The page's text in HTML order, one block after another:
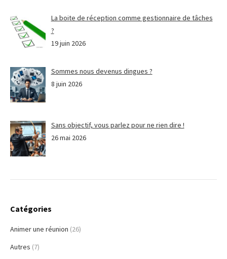
La boite de réception comme gestionnaire de tâches
?
19 juin 2026
Sommes nous devenus dingues ?
8 juin 2026
Sans objectif, vous parlez pour ne rien dire !
26 mai 2026
Catégories
Animer une réunion (26)
Autres (7)